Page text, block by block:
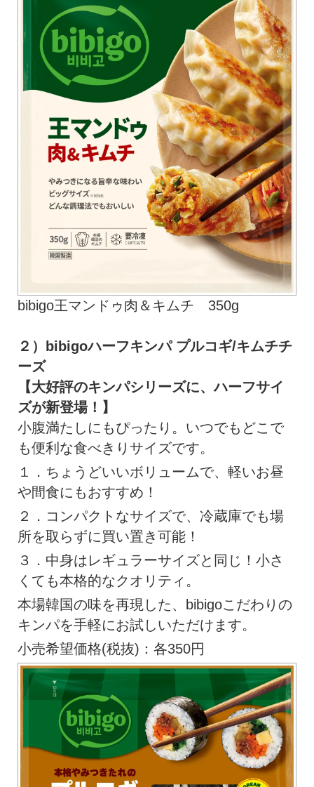
bibigo王マンドゥ肉＆キムチ 350g
２）bibigoハーフキンパ プルコギ/キムチチ
ーズ
【大好評のキンパシリーズに、ハーフサイ
ズが新登場！】
小腹満たしにもぴったり。いつでもどこで
も便利な食べきりサイズです。
１．ちょうどいいボリュームで、軽いお昼
や間食にもおすすめ！
２．コンパクトなサイズで、冷蔵庫でも場
所を取らずに買い置き可能！
３．中身はレギュラーサイズと同じ！小さ
くても本格的なクオリティ。
本場韓国の味を再現した、bibigoこだわりの
キンパを手軽にお試しいただけます。
小売希望価格(税抜)：各350円